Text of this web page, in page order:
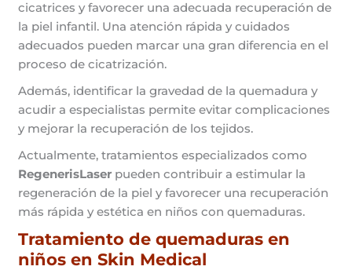
cicatrices y favorecer una adecuada recuperación de
la piel infantil. Una atención rápida y cuidados
adecuados pueden marcar una gran diferencia en el
proceso de cicatrización.
Además, identificar la gravedad de la quemadura y
acudir a especialistas permite evitar complicaciones
y mejorar la recuperación de los tejidos.
Actualmente, tratamientos especializados como
RegenerisLaser pueden contribuir a estimular la
regeneración de la piel y favorecer una recuperación
más rápida y estética en niños con quemaduras.
Tratamiento de quemaduras en
niños en Skin Medical